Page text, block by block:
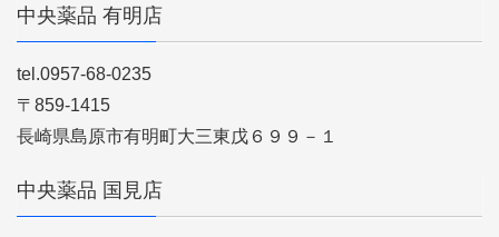
中央薬品 有明店
tel.0957-68-0235
〒859-1415
長崎県島原市有明町大三東戊６９９－１
中央薬品 国見店